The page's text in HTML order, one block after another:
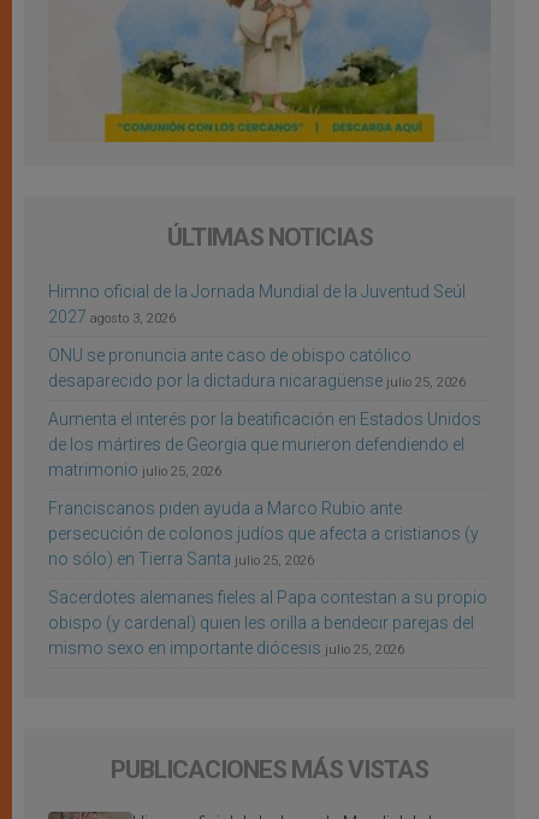
ÚLTIMAS NOTICIAS
Himno oficial de la Jornada Mundial de la Juventud Seúl
2027 agosto 3, 2026
ONU se pronuncia ante caso de obispo católico
desaparecido por la dictadura nicaragüense julio 25, 2026
Aumenta el interés por la beatificación en Estados Unidos
de los mártires de Georgia que murieron defendiendo el
matrimonio julio 25, 2026
Franciscanos piden ayuda a Marco Rubio ante
persecución de colonos judíos que afecta a cristianos (y
no sólo) en Tierra Santa julio 25, 2026
Sacerdotes alemanes fieles al Papa contestan a su propio
obispo (y cardenal) quien les orilla a bendecir parejas del
mismo sexo en importante diócesis julio 25, 2026
PUBLICACIONES MÁS VISTAS